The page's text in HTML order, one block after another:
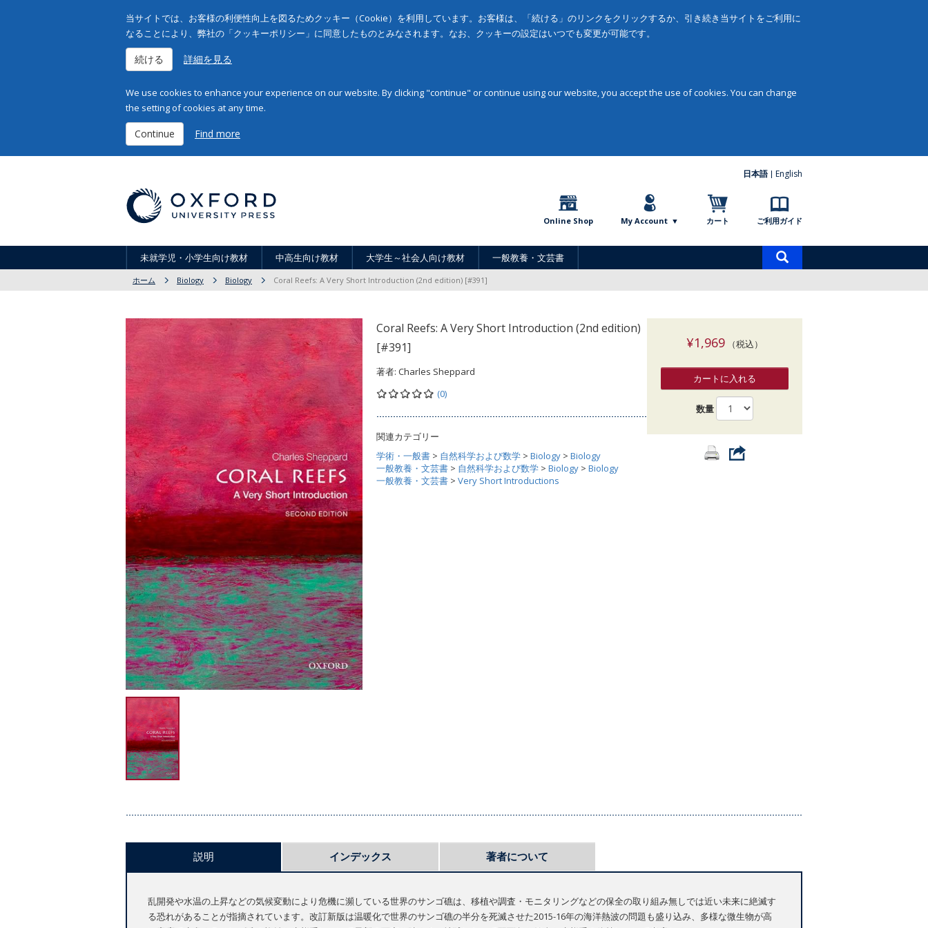
当サイトでは、お客様の利便性向上を図るためクッキー（Cookie）を利用しています。お客様は、「続ける」のリンクをクリックするか、引き続き当サイトをご利用に
なることにより、弊社の「クッキーポリシー」に同意したものとみなされます。なお、クッキーの設定はいつでも変更が可能です。
続ける 詳細を見る
We use cookies to enhance your experience on our website. By clicking "continue" or continue using our website, you accept the use of cookies. You can change
the setting of cookies at any time.
Continue Find more
日本語 English
Online Shop My Account カート ご利用ガイド
未就学児・小学生向け教材 中高生向け教材 大学生～社会人向け教材 一般教養・文芸書
索
ホーム Biology Biology Coral Reefs: A Very Short Introduction (2nd edition) [#391]
Coral Reefs: A Very Short Introduction (2nd edition)
[#391]
著者: Charles Sheppard
(0)
関連カテゴリー
学術・一般書 > 自然科学および数学 > Biology > Biology
一般教養・文芸書 > 自然科学および数学 > Biology > Biology
一般教養・文芸書 > Very Short Introductions
¥1,969（税込）
カートに入れる
数量
説明 インデックス 著者について
乱開発や水温の上昇などの気候変動により危機に瀕している世界のサンゴ礁は、移植や調査・モニタリングなどの保全の取り組み無しでは近い未来に絶滅す
る恐れがあることが指摘されています。改訂新版は温暖化で世界のサンゴ礁の半分を死滅させた2015-16年の海洋熱波の問題も盛り込み、多様な微生物が高